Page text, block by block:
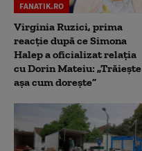
FANATIK.RO
Virginia Ruzici, prima
reacție după ce Simona
Halep a oficializat relația
cu Dorin Mateiu: „Trăiește
așa cum dorește”